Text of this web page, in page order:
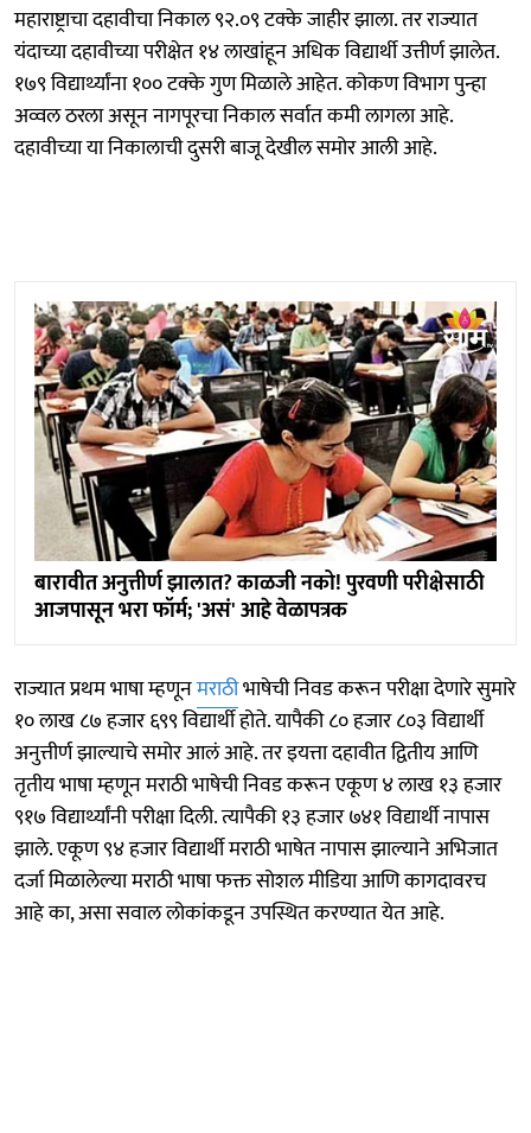
महाराष्ट्राचा दहावीचा निकाल ९२.०९ टक्के जाहीर झाला. तर राज्यात
यंदाच्या दहावीच्या परीक्षेत १४ लाखांहून अधिक विद्यार्थी उत्तीर्ण झालेत.
१७९ विद्यार्थ्यांना १०० टक्के गुण मिळाले आहेत. कोकण विभाग पुन्हा
अव्वल ठरला असून नागपूरचा निकाल सर्वात कमी लागला आहे.
दहावीच्या या निकालाची दुसरी बाजू देखील समोर आली आहे.
बारावीत अनुत्तीर्ण झालात? काळजी नको! पुरवणी परीक्षेसाठी
आजपासून भरा फॉर्म; 'असं' आहे वेळापत्रक
राज्यात प्रथम भाषा म्हणूनमराठीभाषेची निवड करून परीक्षा देणारे सुमारे
१० लाख ८७ हजार ६९९ विद्यार्थी होते. यापैकी ८० हजार ८०३ विद्यार्थी
अनुत्तीर्ण झाल्याचे समोर आलं आहे. तर इयत्ता दहावीत द्वितीय आणि
तृतीय भाषा म्हणून मराठी भाषेची निवड करून एकूण ४ लाख १३ हजार
९१७ विद्यार्थ्यांनी परीक्षा दिली. त्यापैकी १३ हजार ७४१ विद्यार्थी नापास
झाले. एकूण ९४ हजार विद्यार्थी मराठी भाषेत नापास झाल्याने अभिजात
दर्जा मिळालेल्या मराठी भाषा फक्त सोशल मीडिया आणि कागदावरच
आहे का, असा सवाल लोकांकडून उपस्थित करण्यात येत आहे.